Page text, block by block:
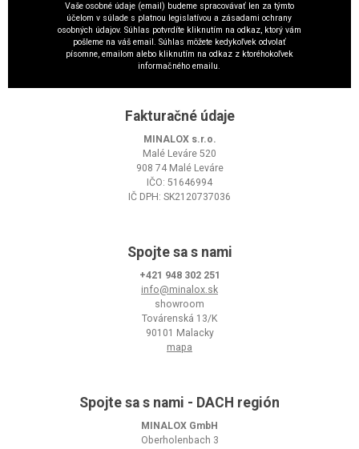
Vaše osobné údaje (email) budeme spracovávať len za týmto
účelom v súlade s platnou legislatívou a zásadami ochrany
osobných údajov. Súhlas potvrdíte kliknutím na odkaz, ktorý vám
pošleme na váš email. Súhlas môžete kedykoľvek odvolať
písomne, emailom alebo kliknutím na odkaz z ktoréhokoľvek
informačného emailu.
Fakturačné údaje
MINALOX s.r.o.
Malé Leváre 520
908 74 Malé Leváre
IČO: 51646994
IČ DPH: SK2120737036
Spojte sa s nami
+421 948 302 251
info@minalox.sk
showroom
Továrenská 13/K
90101 Malacky
mapa
Spojte sa s nami - DACH región
MINALOX GmbH
Oberholenbach 3